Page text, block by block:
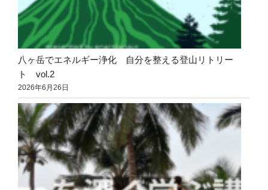
八ヶ岳でエネルギー浄化 自分を整える登山リトリー
ト vol.2
2026年6月26日